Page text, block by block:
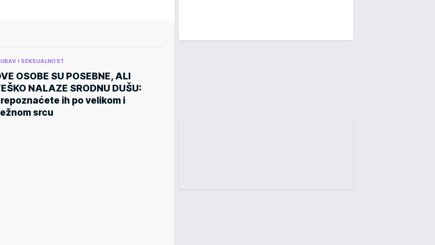
I SEKSUALNOST
OSOBE SU POSEBNE, ALI
NALAZE SRODNU DUŠU:
ih po velikom i
srcu